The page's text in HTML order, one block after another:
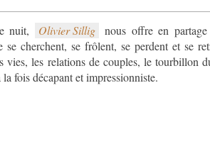
nuit, Olivier Sillig
nous offre en
les relations de couples, le tourbillon
à la fois décapant et impressionniste.